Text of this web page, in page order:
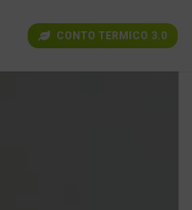
CONTO TERMICO 3.0